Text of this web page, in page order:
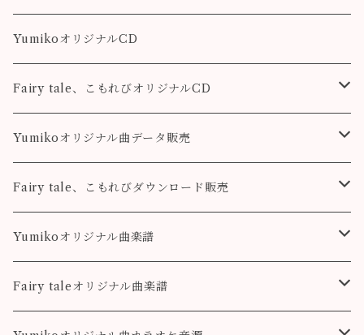
YumikoオリジナルCD
Fairy tale、こもれびオリジナルCD
Fairy tale
こもれび
Yumikoオリジナル曲データ販売
Pleasure
Destiny
Destiny
colorful
Fairy tale、こもれびダウンロード販売
Fairy tale
こもれび
Yumikoオリジナル曲楽譜
Pleasure
Fairy taleオリジナル曲楽譜